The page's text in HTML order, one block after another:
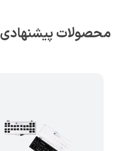
محصولات پیشنهادی